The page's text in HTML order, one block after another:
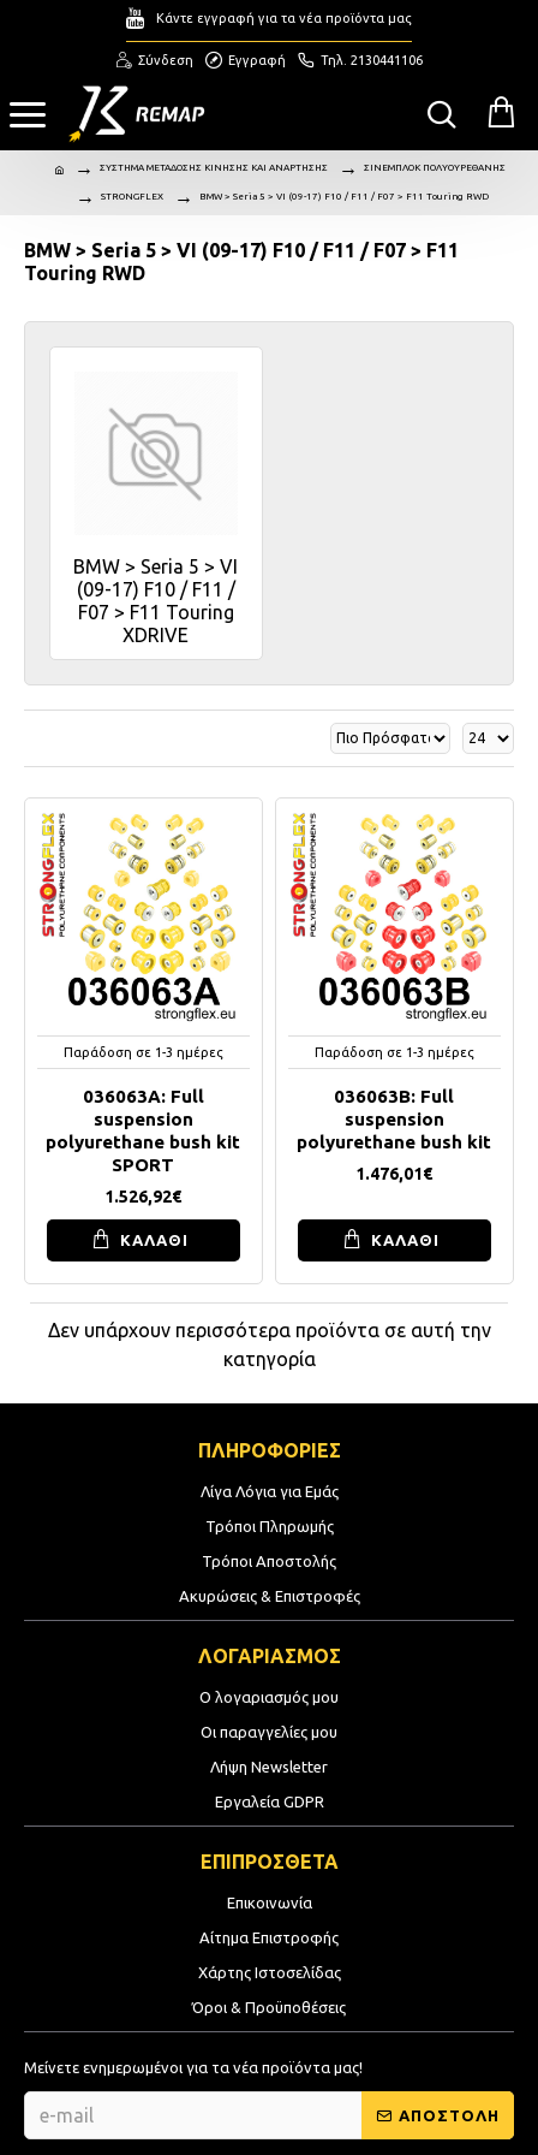
Κάντε εγγραφή για τα νέα προϊόντα μας
Σύνδεση Εγγραφή Τηλ. 2130441106
ΣΥΣΤΗΜΑ ΜΕΤΑΔΟΣΗΣ ΚΙΝΗΣΗΣ ΚΑΙ ΑΝΑΡΤΗΣΗΣ ΣΙΝΕΜΠΛΟΚ ΠΟΛΥΟΥΡΕΘΑΝΗΣ
STRONGFLEX BMW > Seria 5 > VI (09-17) F10 / F11 / F07 > F11 Touring RWD
BMW > Seria 5 > VI (09-17) F10 / F11 / F07 > F11
Touring RWD
BMW > Seria 5 > VI
(09-17) F10 / F11 /
F07 > F11 Touring
XDRIVE
Παράδοση σε 1-3 ημέρες
036063A: Full
suspension
polyurethane bush kit
SPORT
1.526,92€
ΚΑΛΑΘΙ
Παράδοση σε 1-3 ημέρες
036063B: Full
suspension
polyurethane bush kit
1.476,01€
ΚΑΛΑΘΙ
Δεν υπάρχουν περισσότερα προϊόντα σε αυτή την
κατηγορία
ΠΛΗΡΟΦΟΡΙΕΣ
Λίγα Λόγια για Εμάς
Τρόποι Πληρωμής
Τρόποι Αποστολής
Ακυρώσεις & Επιστροφές
ΛΟΓΑΡΙΑΣΜΟΣ
Ο λογαριασμός μου
Οι παραγγελίες μου
Λήψη Newsletter
Εργαλεία GDPR
ΕΠΙΠΡΟΣΘΕΤΑ
Επικοινωνία
Αίτημα Επιστροφής
Χάρτης Ιστοσελίδας
Όροι & Προϋποθέσεις
Μείνετε ενημερωμένοι για τα νέα προϊόντα μας!
ΑΠΟΣΤΟΛΗ